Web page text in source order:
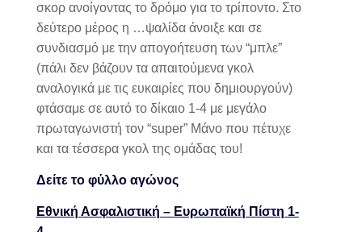
σκορ ανοίγοντας το δρόμο για το τρίποντο. Στο
δεύτερο μέρος η …ψαλίδα άνοιξε και σε
συνδιασμό με την απογοήτευση των “μπλε”
(πάλι δεν βάζουν τα απαιτούμενα γκολ
αναλογικά με τις ευκαιρίες που δημιουργούν)
φτάσαμε σε αυτό το δίκαιο 1-4 με μεγάλο
πρωταγωνιστή τον “super” Μάνο που πέτυχε
και τα τέσσερα γκολ της ομάδας του!
Δείτε το φύλλο αγώνος
Εθνική Ασφαλιστική – Ευρωπαϊκή Πίστη 1-